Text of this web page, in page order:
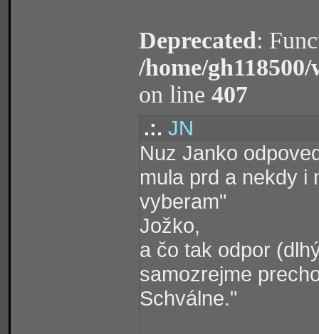
Deprecated:
/home/
on line 407
.:. JN
Nuz Janko
mula prd a nekdy i
vyberam"
Jožko,
a čo tak odpor
samozrejme
Schválne."